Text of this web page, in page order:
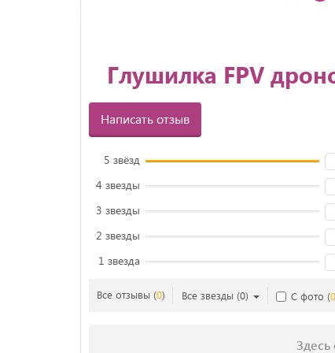
Глушилка FPV
Написать отзыв
5 звёзд
4 звезды
3 звезды
2 звезды
1 звезда
Все отзывы (0) Все звезды (0) С фото (0